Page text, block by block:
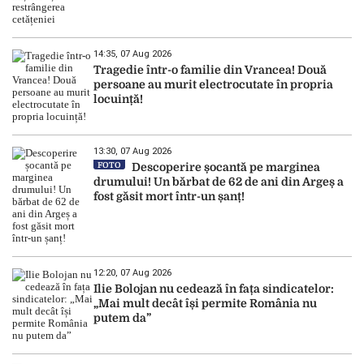
14:35, 07 Aug 2026
Tragedie într-o familie din Vrancea! Două
persoane au murit electrocutate în propria
locuință!
13:30, 07 Aug 2026
FOTO
Descoperire șocantă pe marginea
drumului! Un bărbat de 62 de ani din Argeș a
fost găsit mort într-un șanț!
12:20, 07 Aug 2026
Ilie Bolojan nu cedează în fața sindicatelor:
„Mai mult decât își permite România nu
putem da”